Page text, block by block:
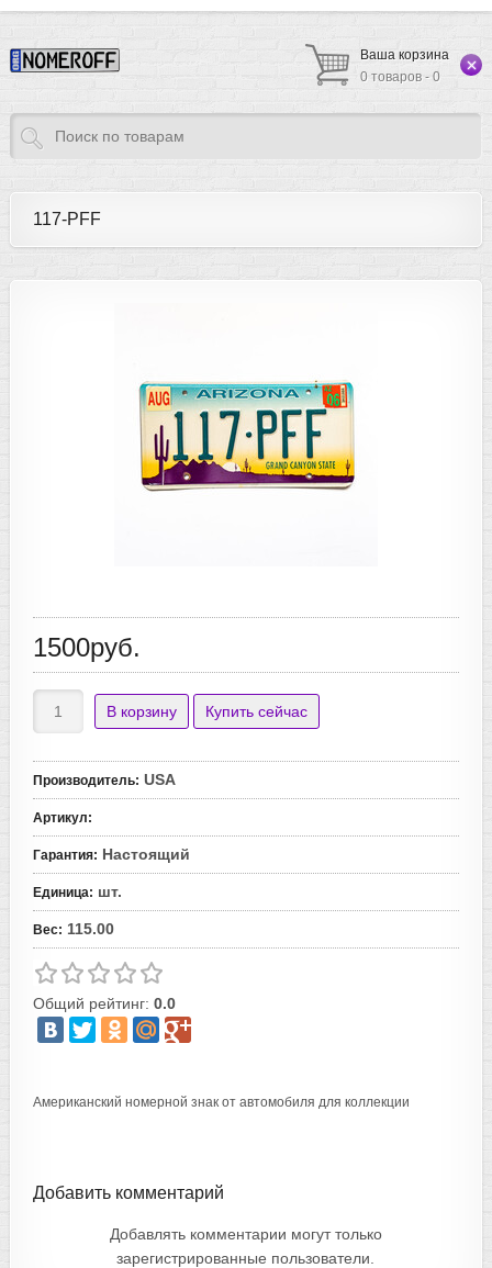
Ваша корзина
0 товаров - 0
117-PFF
1500руб.
Производитель: USA
Артикул:
Гарантия: Настоящий
Единица: шт.
Вес: 115.00
Общий рейтинг: 0.0
Американский номерной знак от автомобиля для коллекции
Добавить комментарий
Добавлять комментарии могут только
зарегистрированные пользователи.